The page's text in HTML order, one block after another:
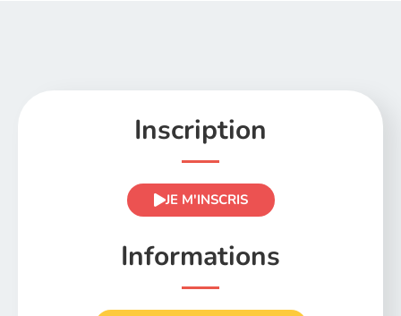
Inscription
JE M'INSCRIS
Informations